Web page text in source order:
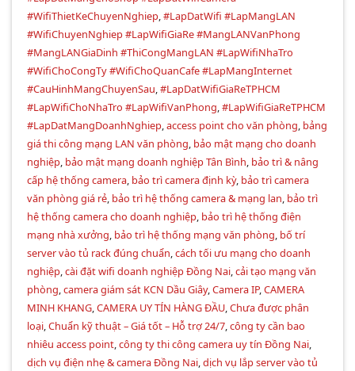
#WifiThietKeChuyenNghiep,#LapDatWifi #LapMangLAN
#WifiChuyenNghiep #LapWifiGiaRe #MangLANVanPhong
#MangLANGiaDinh #ThiCongMangLAN #LapWifiNhaTro
#WifiChoCongTy #WifiChoQuanCafe #LapMangInternet
#CauHinhMangChuyenSau,#LapDatWifiGiaReTPHCM
#LapWifiChoNhaTro #LapWifiVanPhong,#LapWifiGiaReTPHCM
#LapDatMangDoanhNghiep,access point cho văn phòng, bảng
giá thi công mạng LAN văn phòng, bảo mật mạng cho doanh
nghiệp, bảo mật mạng doanh nghiệp Tân Bình, bảo trì & nâng
cấp hệ thống camera, bảo trì camera định kỳ, bảo trì camera
văn phòng giá rẻ, bảo trì hệ thống camera & mạng lan, bảo trì
hệ thống camera cho doanh nghiệp, bảo trì hệ thống điện
mạng nhà xưởng, bảo trì hệ thống mạng văn phòng, bố trí
server vào tủ rack đúng chuẩn,cách tối ưu mạng cho doanh
nghiệp,cài đặt wifi doanh nghiệp Đồng Nai,cải tạo mạng văn
phòng,camera giám sát KCN Dầu Giây,Camera IP,CAMERA
MINH KHANG,CAMERA UY TÍN HÀNG ĐẦU,Chưa được phân
loại,Chuẩn kỹ thuật – Giá tốt – Hỗ trợ 24/7,công ty cần bao
nhiêu access point,công ty thi công camera uy tín Đồng Nai,
dịch vụ điện nhẹ & camera Đồng Nai,dịch vụ lắp server vào tủ